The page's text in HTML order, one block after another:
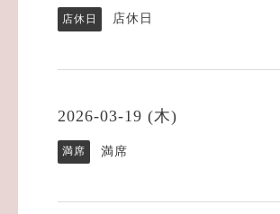
店休日 店休日
2026-03-19 (木)
満席 満席